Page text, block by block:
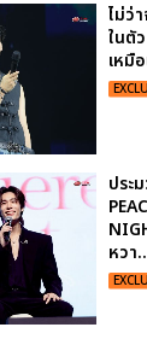
ไม่ว่
ในตั
เหมื
ประ
หวา